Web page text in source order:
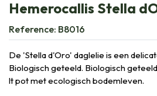
Hemerocallis Stella
Reference: B8016
De 'Stella d'Oro' daglelie is een
Biologisch geteeld. Biologisch
lt pot met ecologisch bodemleven.